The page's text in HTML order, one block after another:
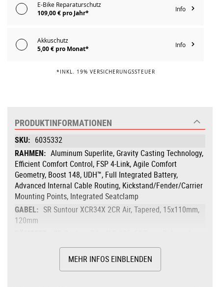
E-Bike Reparaturschutz
109,00 € pro Jahr*
Info
Akkuschutz
5,00 € pro Monat*
Info
*INKL. 19% VERSICHERUNGSSTEUER
PRODUKTINFORMATIONEN
Produktinformationen
6035332
Aluminum Superlite, Gravity Casting Technology,
Efficient Comfort Control, FSP 4-Link, Agile Comfort
Geometry, Boost 148, UDH™, Full Integrated Battery,
Advanced Internal Cable Routing, Kickstand/Fender/Carrier
Mounting Points, Integrated Seatclamp
SR Suntour XCR34X 2CR Air, Tapered, 15x110mm,
120mm
Bosch Drive Unit Performance Line CX, Smart
MEHR INFOS EINBLENDEN